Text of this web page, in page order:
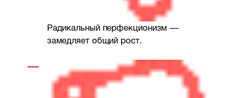
Радикальный перфекционизм —
замедляет общий рост.